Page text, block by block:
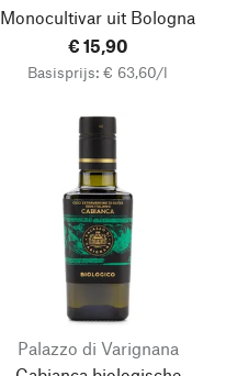
Monocultivar uit Bologna
€ 15,90
Basisprijs: € 63,60/l
Palazzo di Varignana